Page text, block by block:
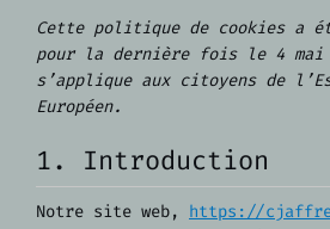
Cette politique de cookies a
pour la dernière fois le 4 mai
s’applique aux citoyens de
Européen.
1. Introduction
Notre site web, https://